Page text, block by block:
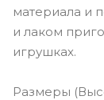
материала и
и лаком
игрушках.
Размеры